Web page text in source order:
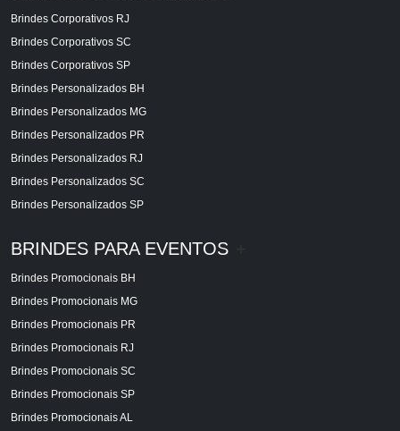
Brindes Corporativos RJ
Brindes Corporativos SC
Brindes Corporativos SP
Brindes Personalizados BH
Brindes Personalizados MG
Brindes Personalizados PR
Brindes Personalizados RJ
Brindes Personalizados SC
Brindes Personalizados SP
BRINDES PARA EVENTOS
Brindes Promocionais BH
Brindes Promocionais MG
Brindes Promocionais PR
Brindes Promocionais RJ
Brindes Promocionais SC
Brindes Promocionais SP
Brindes Promocionais AL